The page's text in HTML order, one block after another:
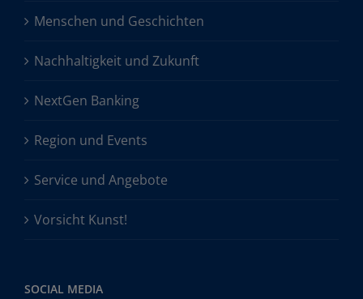
Menschen und Geschichten
Nachhaltigkeit und Zukunft
NextGen Banking
Region und Events
Service und Angebote
Vorsicht Kunst!
SOCIAL MEDIA